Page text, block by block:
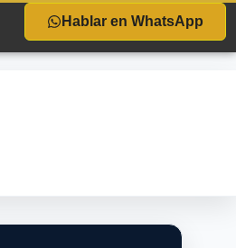
Hablar en WhatsApp